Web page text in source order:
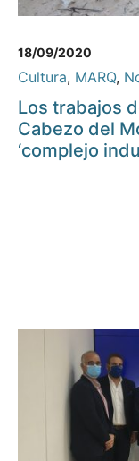
18/09/2020
Cultura, MARQ,
Los trabajos
Cabezo del
‘complejo